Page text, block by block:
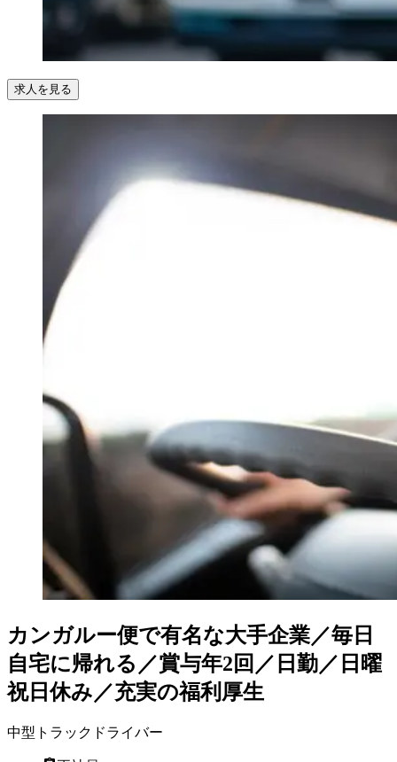
求人を見る
カンガルー便で有名な大手企業／毎日
自宅に帰れる／賞与年2回／日勤／日曜
祝日休み／充実の福利厚生
中型トラックドライバー